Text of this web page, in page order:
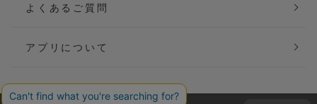
よくあるご質問
アプリについて